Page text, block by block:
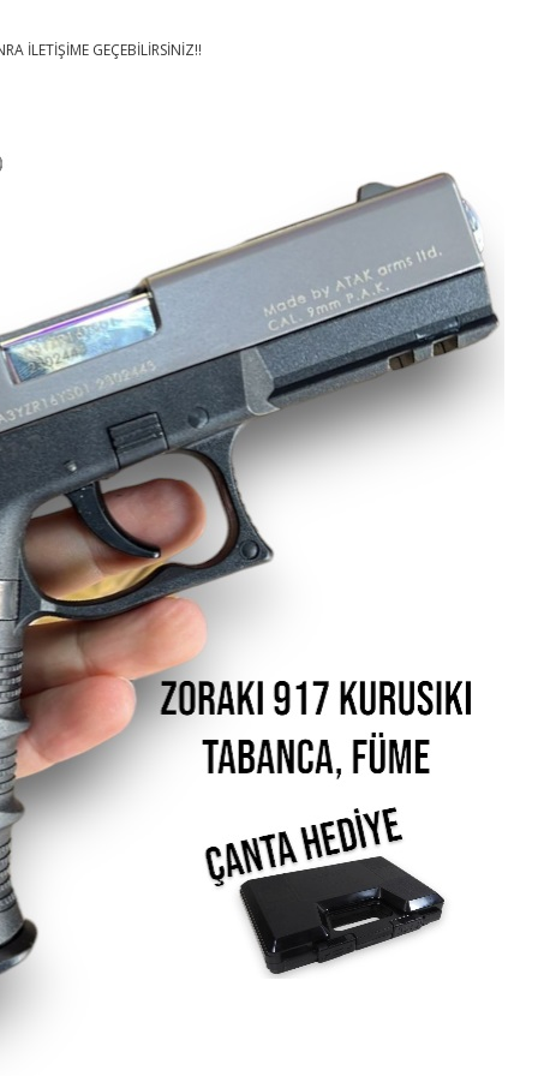
İLETİŞİME GEÇEBİLİRSİNİZ!!